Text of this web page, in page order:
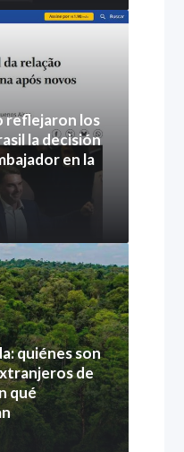
reflejaron los
la decisión
en la
quiénes son
de
qué